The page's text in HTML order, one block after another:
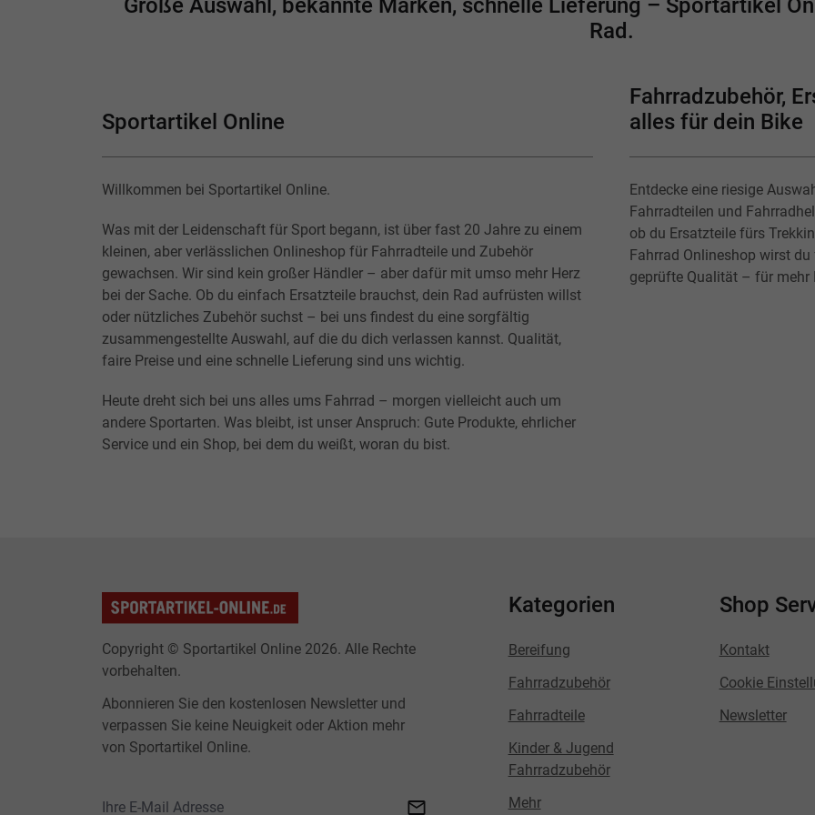
Große Auswahl, bekannte Marken, schnelle Lieferung – Sportartikel
Rad.
Sportartikel Online
Willkommen bei Sportartikel Online.
Was mit der Leidenschaft für Sport begann, ist über fast 20 Jahre zu einem
kleinen, aber verlässlichen Onlineshop für Fahrradteile und Zubehör
gewachsen. Wir sind kein großer Händler – aber dafür mit umso mehr Herz
bei der Sache. Ob du einfach Ersatzteile brauchst, dein Rad aufrüsten willst
oder nützliches Zubehör suchst – bei uns findest du eine sorgfältig
zusammengestellte Auswahl, auf die du dich verlassen kannst. Qualität,
faire Preise und eine schnelle Lieferung sind uns wichtig.
Heute dreht sich bei uns alles ums Fahrrad – morgen vielleicht auch um
andere Sportarten. Was bleibt, ist unser Anspruch: Gute Produkte, ehrlicher
Service und ein Shop, bei dem du weißt, woran du bist.
Fahrradzubehör,
alles für dein Bike
Entdecke eine riesige
Fahrradteilen und
ob du Ersatzteile fürs
Fahrrad Onlineshop wirst
geprüfte Qualität – für mehr
Copyright © Sportartikel Online 2026. Alle Rechte
vorbehalten.
Abonnieren Sie den kostenlosen Newsletter und
verpassen Sie keine Neuigkeit oder Aktion mehr
von Sportartikel Online.
Kategorien
Bereifung
Fahrradzubehör
Fahrradteile
Kinder & Jugend
Fahrradzubehör
Mehr
Shop
Kontakt
Cookie
Newsletter